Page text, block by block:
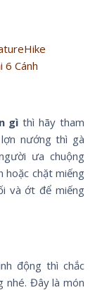
6 Cánh
gì thì hãy tham
nướng thì gà
ưa chuộng
hoặc chặt miếng
và ớt để miếng
động thì chắc
nhé. Đây là món